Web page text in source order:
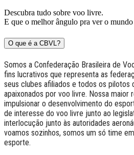
Descubra tudo sobre voo livre.
E que o melhor ângulo pra ver o mundo
O que é a CBVL?
Somos a Confederação Brasileira de
fins lucrativos que representa as
seus clubes afiliados e todos os pilotos
apaixonados por voo livre. Nossa maior
impulsionar o desenvolvimento do
de interesse do voo livre junto ao
interlocução junto às autoridades
voamos sozinhos, somos um só time
esporte.